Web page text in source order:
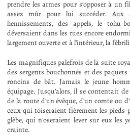
prendre les armes pour s’opposer à un
assez mûr pour lui succéder. Aux
hennissements, des appels, le tohu-
déversaient dans les rues encore
largement ouverte et à l’intérieur, la
Les magnifiques palefrois de la suite
des sergents bouchonnés et des
roncins de bât. Jamais le jeune
équipage. Jusqu’alors, il se contentait
de la route d’un évêque, d’un comte ou
ceux qui toiseraient fièrement les
glèbe, qui n’oseraient lever sur eux les
crainte.